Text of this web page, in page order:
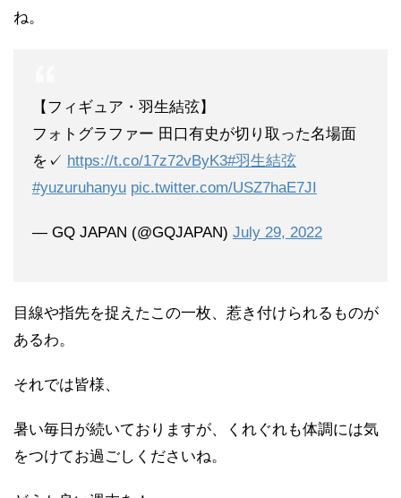
ね。
【フィギュア・羽生結弦】
フォトグラファー 田口有史が切り取った名場面
を✓ https://t.co/17z72vByK3#羽生結弦
#yuzuruhanyu pic.twitter.com/USZ7haE7JI
— GQ JAPAN (@GQJAPAN) July 29, 2022
目線や指先を捉えたこの一枚、惹き付けられるものが
あるわ。
それでは皆様、
暑い毎日が続いておりますが、くれぐれも体調には気
をつけてお過ごしくださいね。